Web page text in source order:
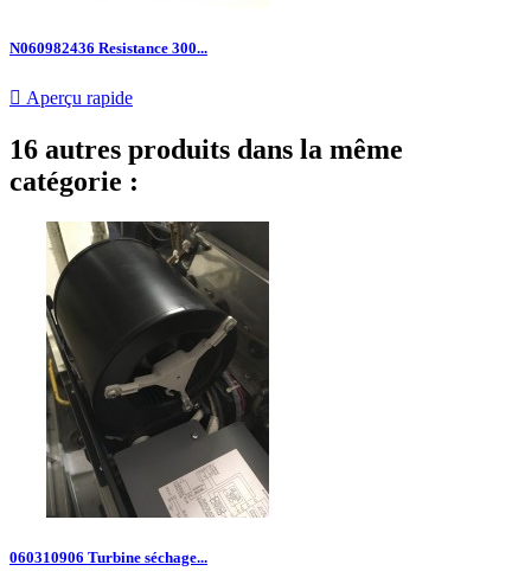
N060982436 Resistance 300...
 Aperçu rapide
16 autres produits dans la même
catégorie :
060310906 Turbine séchage...